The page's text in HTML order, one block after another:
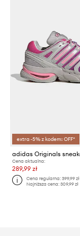
extra -5% z kodem: OFF*
Cena aktualna:
289,99 zł
Cena regularna:399,99 zł
Najniższa cena:309,99 zł